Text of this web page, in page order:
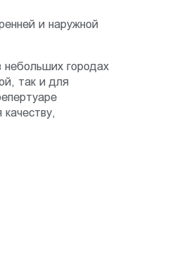
и наружной
городах
так и для